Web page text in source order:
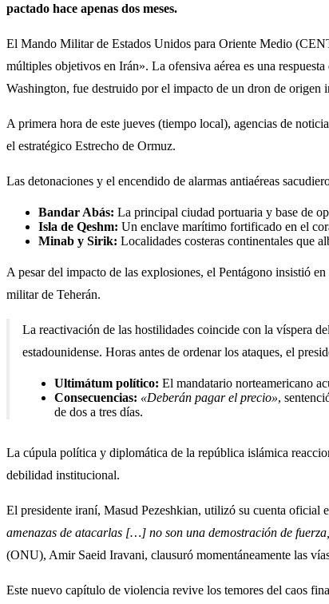
pactado hace apenas dos meses.
El Mando Militar de Estados Unidos para Oriente Medio
múltiples objetivos en Irán». La ofensiva aérea es una
Washington, fue destruido por el impacto de un dron de origen
A primera hora de este jueves (tiempo local), agencias de
el estratégico Estrecho de Ormuz.
Las detonaciones y el encendido de alarmas antiaéreas
Bandar Abás: La principal ciudad portuaria y base de
Isla de Qeshm: Un enclave marítimo fortificado en el
Minab y Sirik: Localidades costeras continentales que
A pesar del impacto de las explosiones, el Pentágono insistió
militar de Teherán.
La reactivación de las hostilidades coincide con la víspera
estadounidense. Horas antes de ordenar los ataques, el
Ultimátum político: El mandatario norteamericano
Consecuencias: «Deberán pagar el precio»,
de dos a tres días.
La cúpula política y diplomática de la república islámica
debilidad institucional.
El presidente iraní, Masud Pezeshkian, utilizó su cuenta oficial
amenazas de atacarlas […] no son una demostración de
(ONU), Amir Saeid Iravani, clausuró momentáneamente las
Este nuevo capítulo de violencia revive los temores del caos